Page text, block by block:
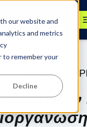
our website and
and metrics
to remember your
Decline
Αναφορές
12
δεν